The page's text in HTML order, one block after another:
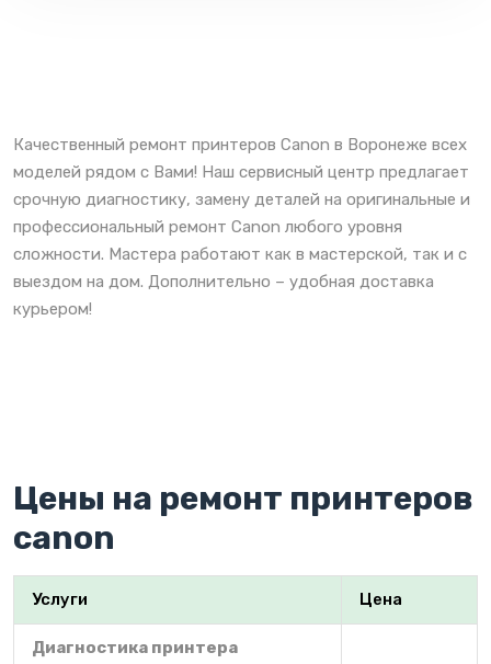
Качественный ремонт принтеров Canon в Воронеже всех
моделей рядом с Вами! Наш сервисный центр предлагает
срочную диагностику, замену деталей на оригинальные и
профессиональный ремонт Canon любого уровня
сложности. Мастера работают как в мастерской, так и с
выездом на дом. Дополнительно – удобная доставка
курьером!
Цены на ремонт принтеров
canon
Услуги Цена
Диагностика принтера